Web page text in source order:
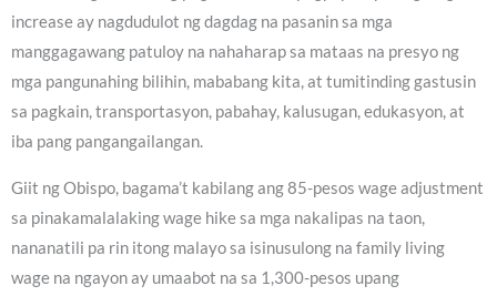
increase ay nagdudulot ng dagdag na pasanin sa mga
manggagawang patuloy na nahaharap sa mataas na presyo ng
mga pangunahing bilihin, mababang kita, at tumitinding gastusin
sa pagkain, transportasyon, pabahay, kalusugan, edukasyon, at
iba pang pangangailangan.
Giit ng Obispo, bagama’t kabilang ang 85-pesos wage adjustment
sa pinakamalalaking wage hike sa mga nakalipas na taon,
nananatili pa rin itong malayo sa isinusulong na family living
wage na ngayon ay umaabot na sa 1,300-pesos upang